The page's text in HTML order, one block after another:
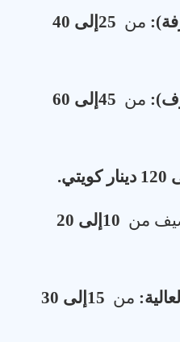
: من 25
إلى 40
: من 45
إلى 60
.
من 10
إلى 20
: من 15
إلى 30